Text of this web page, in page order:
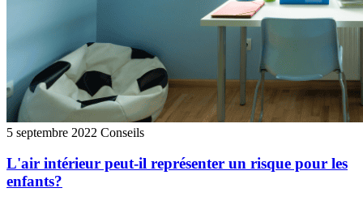
5 septembre 2022 Conseils
L'air intérieur peut-il représenter un risque pour les
enfants?